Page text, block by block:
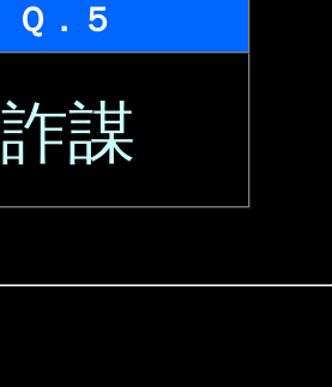
Ｑ．５
詐謀